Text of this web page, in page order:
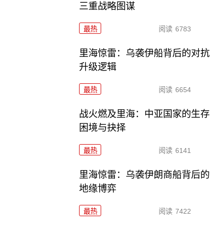
三重战略图谋
最热 阅读 6783
里海惊雷：乌袭伊船背后的对抗
升级逻辑
最热 阅读 6654
战火燃及里海：中亚国家的生存
困境与抉择
最热 阅读 6141
里海惊雷：乌袭伊朗商船背后的
地缘博弈
最热 阅读 7422